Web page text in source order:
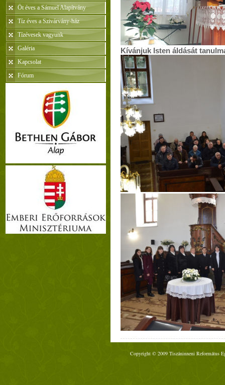
Öt éves a Sámuel Alapítvány
Tíz éves a Szivárvány-ház
Tízévesek vagyunk
Galéria
Kapcsolat
Fórum
Kívánjuk Isten áldását
Copyright © 2009 Tiszáninneni Református